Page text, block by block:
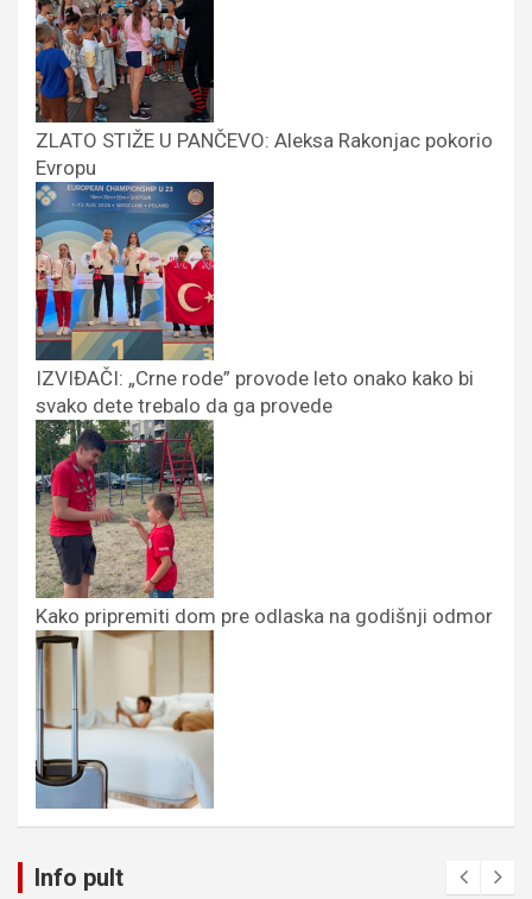
ZLATO STIŽE U PANČEVO: Aleksa Rakonjac pokorio
Evropu
IZVIĐAČI: „Crne rode” provode leto onako kako bi
svako dete trebalo da ga provede
Kako pripremiti dom pre odlaska na godišnji odmor
Info pult